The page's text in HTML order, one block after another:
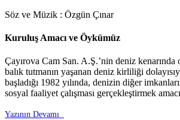
Söz ve Müzik : Özgün Çınar
Kuruluş Amacı ve Öykümüz
Çayırova Cam San. A.Ş.’nin deniz kenarında
balık tutmanın yaşanan deniz kirliliği
başladığı 1982 yılında, denizin diğer
sosyal faaliyet çalışması gerçekleştirmek
Yazının Devamı